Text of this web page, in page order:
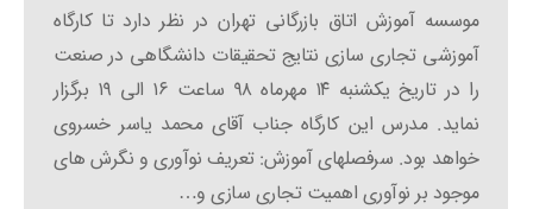
موسسه آموزش اتاق بازرگانی تهران در نظر دارد تا کارگاه
آموزشی تجاری سازی نتایج تحقیقات دانشگاهی در صنعت
را در تاریخ یکشنبه ۱۴ مهرماه ۹۸ ساعت ۱۶ الی ۱۹ برگزار
نماید. مدرس این کارگاه جناب آقای محمد یاسر خسروی
خواهد بود. سرفصلهای آموزش: تعریف نوآوری و نگرش های
موجود بر نوآوری اهمیت تجاری سازی و…